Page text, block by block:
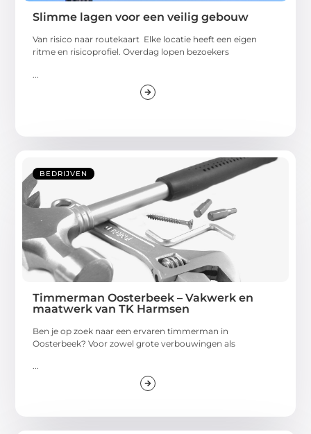
Slimme lagen voor een veilig gebouw
Van risico naar routekaart Elke locatie heeft een eigen
ritme en risicoprofiel. Overdag lopen bezoekers
BEDRIJVEN
Timmerman Oosterbeek – Vakwerk en
maatwerk van TK Harmsen
Ben je op zoek naar een ervaren timmerman in
Oosterbeek? Voor zowel grote verbouwingen als
...